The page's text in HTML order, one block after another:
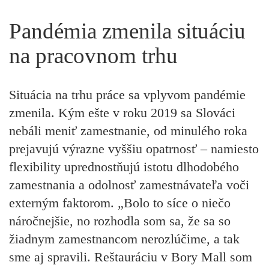
Pandémia zmenila situáciu
na pracovnom trhu
Situácia na trhu práce sa vplyvom pandémie
zmenila. Kým ešte v roku 2019 sa Slováci
nebáli meniť zamestnanie, od minulého roka
prejavujú výrazne vyššiu opatrnosť – namiesto
flexibility uprednostňujú istotu dlhodobého
zamestnania a odolnosť zamestnávateľa voči
externým faktorom. „Bolo to síce o niečo
náročnejšie, no rozhodla som sa, že sa so
žiadnym zamestnancom nerozlúčime, a tak
sme aj spravili. Reštauráciu v Bory Mall som